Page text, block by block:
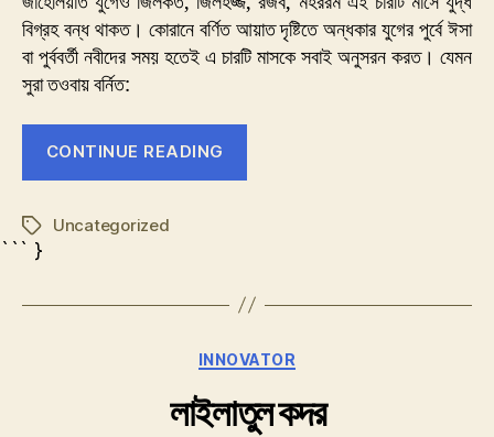
বিগ্রহ বন্ধ থাকত। কোরানে বর্ণিত আয়াত দৃষ্টিতে অন্ধকার যুগের পুর্বে ঈসা
বা পুর্ববর্তী নবীদের সময় হতেই এ চারটি মাসকে সবাই অনুসরন করত। যেমন
সুরা তওবায় বর্নিত:
CONTINUE READING
TagsUncategorized
``` }
Categories
INNOVATOR
লাইলাতুল কদর